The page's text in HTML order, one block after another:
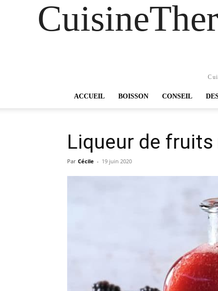
ACCUEIL BOISSON CONSEIL
Liqueur de fruits
Par Cécile - 19 juin 2020